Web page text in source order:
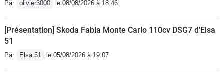
Par olivier3000 le 08/08/2026 à 18:46
[Présentation] Skoda Fabia Monte Carlo 110cv DSG7 d'Elsa
51
Par Elsa 51 le 05/08/2026 à 19:07